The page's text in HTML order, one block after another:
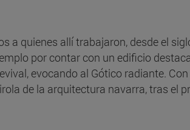
a quienes allí trabajaron, desde el
por contar con un edificio
evocando al Gótico radiante.
de la arquitectura navarra, tras el